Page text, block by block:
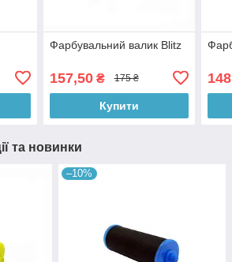
Фарбувальний валик Blitz
157,50₴ 175 ₴
Купити
та новинки
–10%